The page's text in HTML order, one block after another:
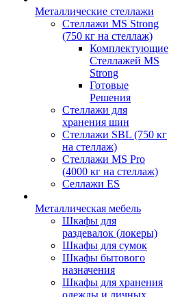
Металлические стеллажи
Стеллажи MS Strong
(750 кг на стеллаж)
Комплектующие
Стеллажей MS
Strong
Готовые
Решения
Стеллажи для
хранения шин
Стеллажи SBL (750 кг
на стеллаж)
Стеллажи MS Pro
(4000 кг на стеллаж)
Селлажи ES
Металлическая мебель
Шкафы для
раздевалок (локеры)
Шкафы для сумок
Шкафы бытового
назначения
Шкафы для хранения
одежды и личных